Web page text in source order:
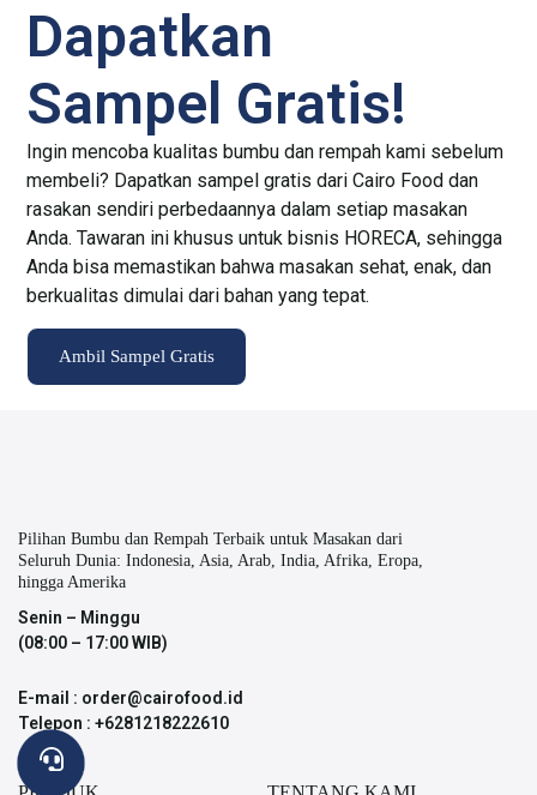
Dapatkan
Sampel Gratis!
Ingin mencoba kualitas bumbu dan rempah kami sebelum
membeli? Dapatkan sampel gratis dari Cairo Food dan
rasakan sendiri perbedaannya dalam setiap masakan
Anda. Tawaran ini khusus untuk bisnis HORECA, sehingga
Anda bisa memastikan bahwa masakan sehat, enak, dan
berkualitas dimulai dari bahan yang tepat.
Ambil Sampel Gratis
Pilihan Bumbu dan Rempah Terbaik untuk Masakan dari
Seluruh Dunia: Indonesia, Asia, Arab, India, Afrika, Eropa,
hingga Amerika
Senin – Minggu
(08:00 – 17:00 WIB)
E-mail : order@cairofood.id
Telepon : +6281218222610